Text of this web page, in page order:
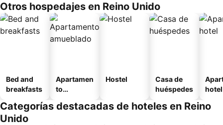
Otros hospedajes en Reino Unido
Bed and
breakfasts
Apartamen
to
o
Hostel
Casa de
huéspedes
hotel
Categorías destacadas de hoteles en Reino
Unido